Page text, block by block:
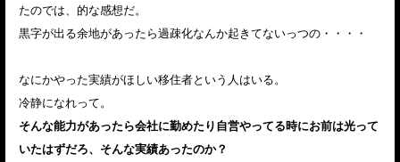
たのでは、的な感想だ。
黒字が出る余地があったら過疎化なんか起きてないっつの・・・・
なにかやった実績がほしい移住者という人はいる。
冷静になれって。
そんな能力があったら会社に勤めたり自営やってる時にお前は光って
いたはずだろ、そんな実績あったのか？